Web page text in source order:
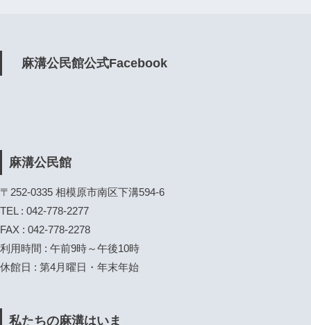
麻溝公民館公式Facebook
麻溝公民館
〒252-0335 相模原市南区下溝594-6
TEL : 042-778-2277
FAX : 042-778-2278
利用時間 : 午前9時～午後10時
休館日 : 第4月曜日・年末年始
私たちの麻溝はいま